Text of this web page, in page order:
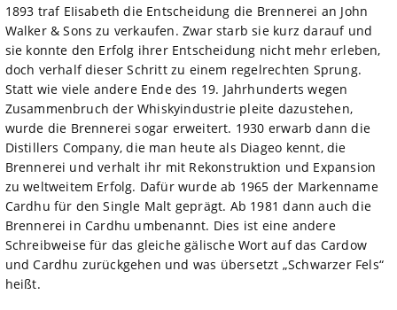
1893 traf EIisabeth die Entscheidung die Brennerei an John
Walker & Sons zu verkaufen. Zwar starb sie kurz darauf und
sie konnte den Erfolg ihrer Entscheidung nicht mehr erleben,
doch verhalf dieser Schritt zu einem regelrechten Sprung.
Statt wie viele andere Ende des 19. Jahrhunderts wegen
Zusammenbruch der Whiskyindustrie pleite dazustehen,
wurde die Brennerei sogar erweitert. 1930 erwarb dann die
Distillers Company, die man heute als Diageo kennt, die
Brennerei und verhalt ihr mit Rekonstruktion und Expansion
zu weltweitem Erfolg. Dafür wurde ab 1965 der Markenname
Cardhu für den Single Malt geprägt. Ab 1981 dann auch die
Brennerei in Cardhu umbenannt. Dies ist eine andere
Schreibweise für das gleiche gälische Wort auf das Cardow
und Cardhu zurückgehen und was übersetzt „Schwarzer Fels“
heißt.